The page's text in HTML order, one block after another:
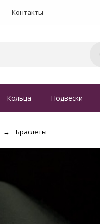
Контакты
Кольца Подвески
Браслеты